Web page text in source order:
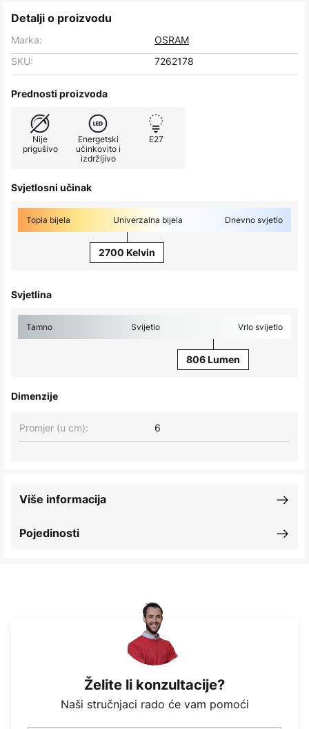
Detalji o proizvodu
Marka:
OSRAM
SKU:
7262178
Prednosti proizvoda
Nije
prigušivo
Energetski
učinkovito i
izdržljivo
E27
Svjetlosni učinak
Topla bijela Univerzalna bijela Dnevno svjetlo
2700 Kelvin
Svjetlina
Tamno Svijetlo Vrlo svijetlo
806 Lumen
Dimenzije
Promjer (u cm): 6
Pojedinosti
Više informacija
Želite li konzultacije?
Naši stručnjaci rado će vam pomoći